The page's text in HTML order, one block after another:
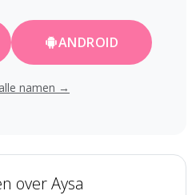
ANDROID
namen →
over Aysa